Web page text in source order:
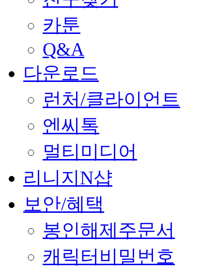
카툰
Q&A
다운로드
런처/클라이언트
엔씨톡
멀티미디어
리니지N샵
보안/혜택
봉인해제주문서
캐릭터비밀번호